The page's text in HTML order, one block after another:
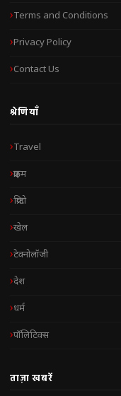
Terms and Conditions
Privacy Policy
Contact Us
श्रेणियाँ
Travel
क्राइम
क्रिप्टो
खेल
टेक्नोलॉजी
देश
धर्म
पॉलिटिक्स
ताज़ा खबरें